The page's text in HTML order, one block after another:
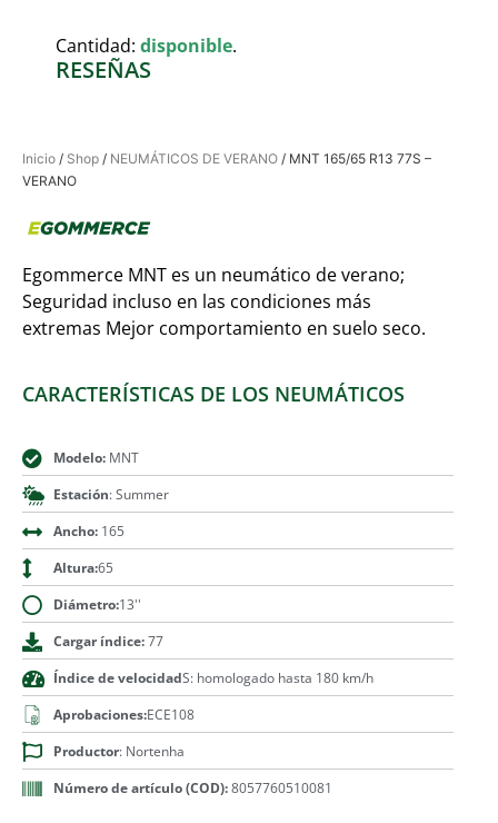
Inicio / Shop / NEUMÁTICOS DE VERANO / MNT 165/65 R13 77S –
VERANO
Egommerce MNT es un neumático de verano;
Seguridad incluso en las condiciones más
extremas Mejor comportamiento en suelo seco.
CARACTERÍSTICAS DE LOS NEUMÁTICOS
Modelo:MNT
Estación: Summer
Ancho:165
Altura:65
Diámetro:13''
Cargar índice:77
Índice de velocidadS: homologado hasta 180 km/h
Aprobaciones:ECE108
Productor: Nortenha
Número de artículo (COD):8057760510081
Cantidad: disponible.
RESEÑAS